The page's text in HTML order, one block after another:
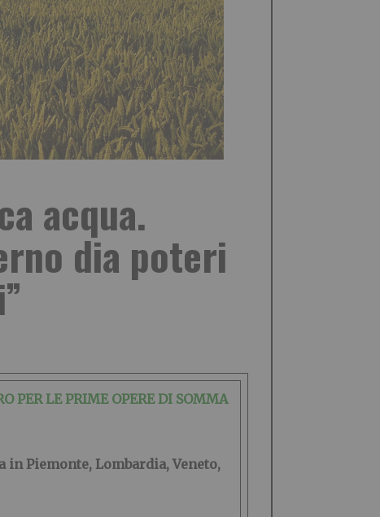
acqua.
dia poteri
PER LE PRIME OPERE DI SOMMA
in Piemonte, Lombardia, Veneto,